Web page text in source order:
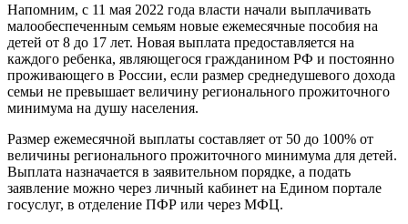
Напомним, с 11 мая 2022 года власти начали выплачивать
малообеспеченным семьям новые ежемесячные пособия на
детей от 8 до 17 лет. Новая выплата предоставляется на
каждого ребенка, являющегося гражданином РФ и постоянно
проживающего в России, если размер среднедушевого дохода
семьи не превышает величину регионального прожиточного
минимума на душу населения.
Размер ежемесячной выплаты составляет от 50 до 100% от
величины регионального прожиточного минимума для детей.
Выплата назначается в заявительном порядке, а подать
заявление можно через личный кабинет на Едином портале
госуслуг, в отделение ПФР или через МФЦ.